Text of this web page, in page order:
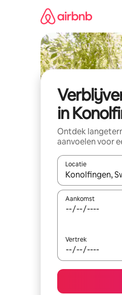
in
Ontdek
aanvoelen voor
Locatie
Wanneer er
Aankomst
Vertrek